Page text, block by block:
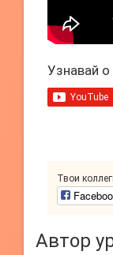
Узнавай
Твои
Автор